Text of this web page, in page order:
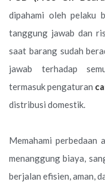
dipahami oleh pelaku
tanggung jawab dan
saat barang sudah
jawab terhadap
termasuk pengaturan
distribusi domestik.
Memahami perbedaan
menanggung biaya,
berjalan efisien, aman,